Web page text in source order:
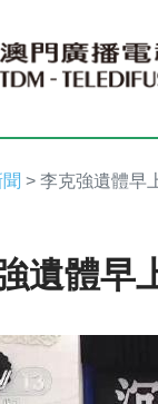
> 李克強遺體早
遺體早